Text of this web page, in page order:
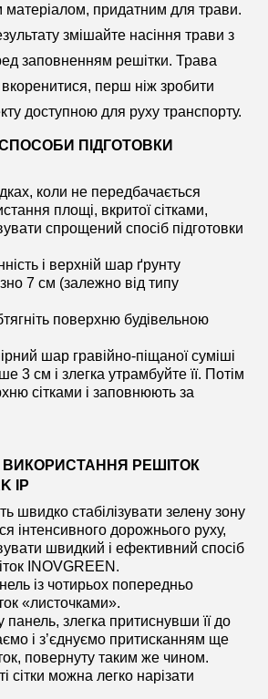
матеріалом, придатним для трави.
змішайте насіння трави з
заповненням решітки. Трава
перш ніж зробити
доступною для руху транспорту.
ПІДГОТОВКИ
коли не передбачається
площі, вкритої сітками,
спрощений спосіб підготовки
і верхній шар ґрунту
7 см (залежно від типу
поверхню будівельною
шар гравійно-піщаної суміші
3 см і злегка утрамбуйте її. Потім
сітками і заповнюють за
РЕШІТОК
IP
швидко стабілізувати зелену зону
інтенсивного дорожнього руху,
швидкий і ефективний спосіб
INOVGREEN.
із чотирьох попередньо
«листочками».
панель, злегка притиснувши її до
і з’єднуємо притисканням ще
повернуту таким же чином.
сітки можна легко нарізати